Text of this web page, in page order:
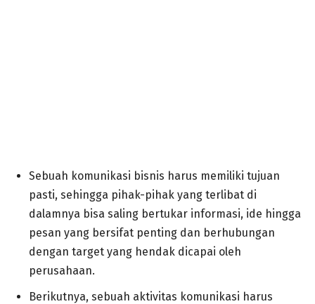
Sebuah komunikasi bisnis harus memiliki tujuan
pasti, sehingga pihak-pihak yang terlibat di
dalamnya bisa saling bertukar informasi, ide hingga
pesan yang bersifat penting dan berhubungan
dengan target yang hendak dicapai oleh
perusahaan.
Berikutnya, sebuah aktivitas komunikasi harus